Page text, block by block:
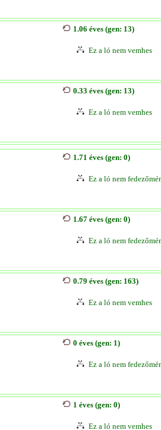
1.06 éves (gen: 13)
Ez a ló nem vemhes
0.33 éves (gen: 13)
Ez a ló nem vemhes
1.71 éves (gen: 0)
Ez a ló nem
1.67 éves (gen: 0)
Ez a ló nem
0.79 éves (gen: 163)
Ez a ló nem vemhes
0 éves (gen: 1)
Ez a ló nem
1 éves (gen: 0)
Ez a ló nem vemhes